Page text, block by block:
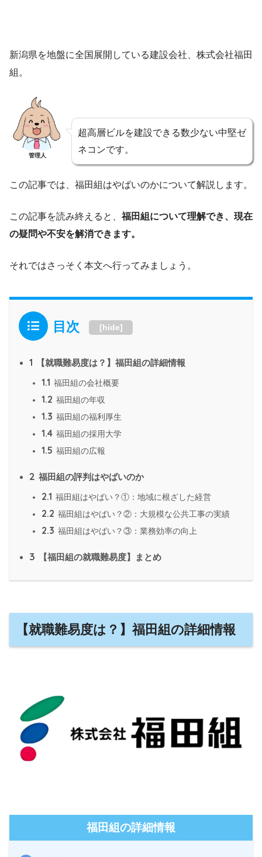
新潟県を地盤に全国展開している建設会社、株式会社福田
組。
管理人
超高層ビルを建設できる数少ない中堅ゼ
ネコンです。
この記事では、福田組はやばいのかについて解説します。
この記事を読み終えると、 福田組について理解でき、現在
の疑問や不安を解消できます。
それではさっそく本文へ行ってみましょう。
目次 [hide]
1 【就職難易度は？】福田組の詳細情報
1.1 福田組の会社概要
1.2 福田組の年収
1.3 福田組の福利厚生
1.4 福田組の採用大学
1.5 福田組の広報
2 福田組の評判はやばいのか
2.1 福田組はやばい？①：地域に根ざした経営
2.2 福田組はやばい？②：大規模な公共工事の実績
2.3 福田組はやばい？③：業務効率の向上
3 【福田組の就職難易度】まとめ
【就職難易度は？】福田組の詳細情報
福田組の詳細情報